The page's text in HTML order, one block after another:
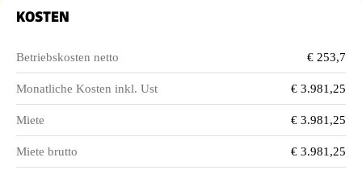
KOSTEN
Betriebskosten netto € 253,7
Monatliche Kosten inkl. Ust € 3.981,25
Miete € 3.981,25
Miete brutto € 3.981,25